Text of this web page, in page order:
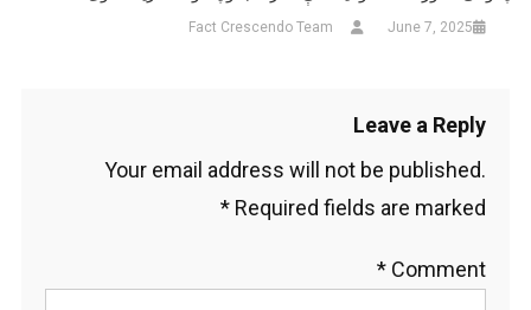
June 7, 2025
Fact Crescendo Team
Leave a Reply
Your email address will not be published.
Required fields are marked
*
Comment
*